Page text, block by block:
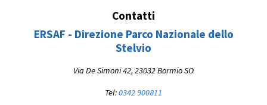
Contatti
ERSAF - Direzione Parco Nazionale dello
Stelvio
Via De Simoni 42, 23032 Bormio SO
Tel:0342 900811